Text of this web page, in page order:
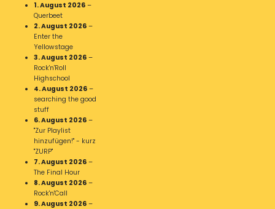
1. August 2026 –
Querbeet
2. August 2026 –
Enter the
Yellowstage
3. August 2026 –
Rock'n'Roll
Highschool
4. August 2026 –
searching the good
stuff
6. August 2026 –
"Zur Playlist
hinzufügen!" - kurz
"ZURP"
7. August 2026 –
The Final Hour
8. August 2026 –
Rock'n'Call
9. August 2026 –